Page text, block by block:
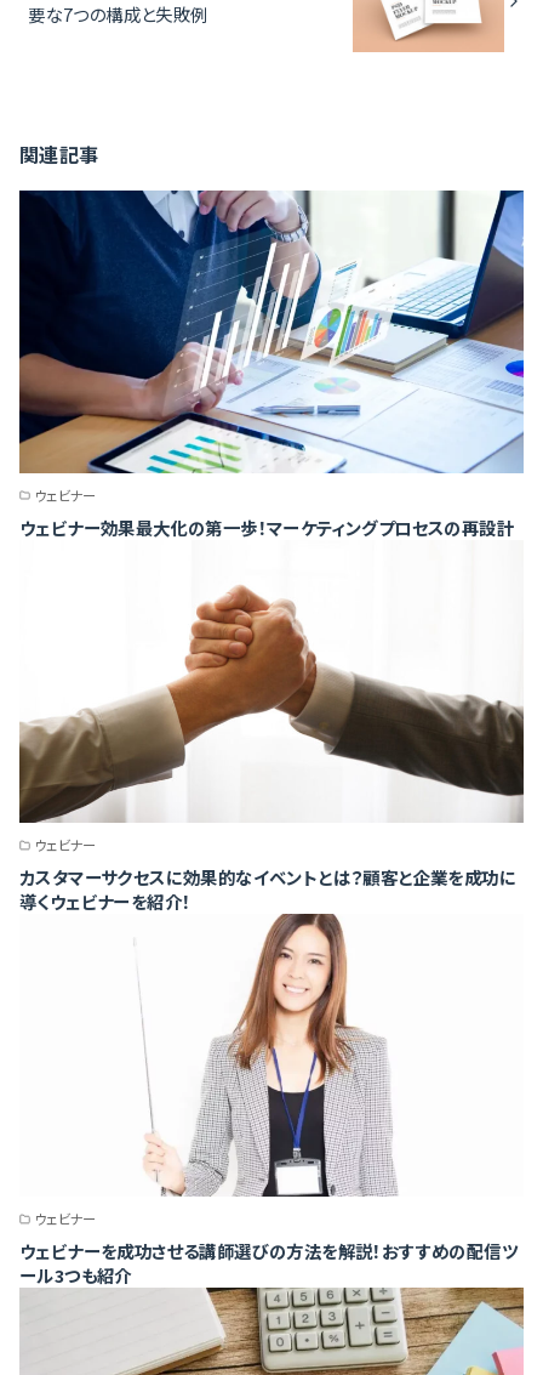
要な7つの構成と失敗例
関連記事
ウェビナー
ウェビナー効果最大化の第一歩！マーケティングプロセスの再設計
ウェビナー
カスタマーサクセスに効果的なイベントとは？顧客と企業を成功に
導くウェビナーを紹介！
ウェビナー
ウェビナーを成功させる講師選びの方法を解説！おすすめの配信ツ
ール3つも紹介